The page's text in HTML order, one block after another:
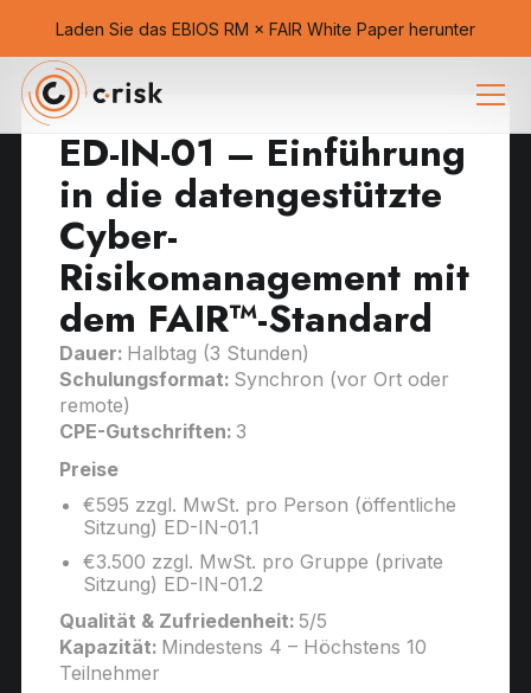
Laden Sie das EBIOS RM × FAIR White Paper herunter
ED-IN-01 – Einführung
in die datengestützte
Cyber-
Risikomanagement mit
dem FAIR™-Standard
Dauer: Halbtag (3 Stunden)
Schulungsformat: Synchron (vor Ort oder
remote)
CPE-Gutschriften: 3
Preise
€595 zzgl. MwSt. pro Person (öffentliche
Sitzung) ED-IN-01.1
€3.500 zzgl. MwSt. pro Gruppe (private
Sitzung) ED-IN-01.2
Qualität & Zufriedenheit: 5/5
Kapazität: Mindestens 4 – Höchstens 10
Teilnehmer